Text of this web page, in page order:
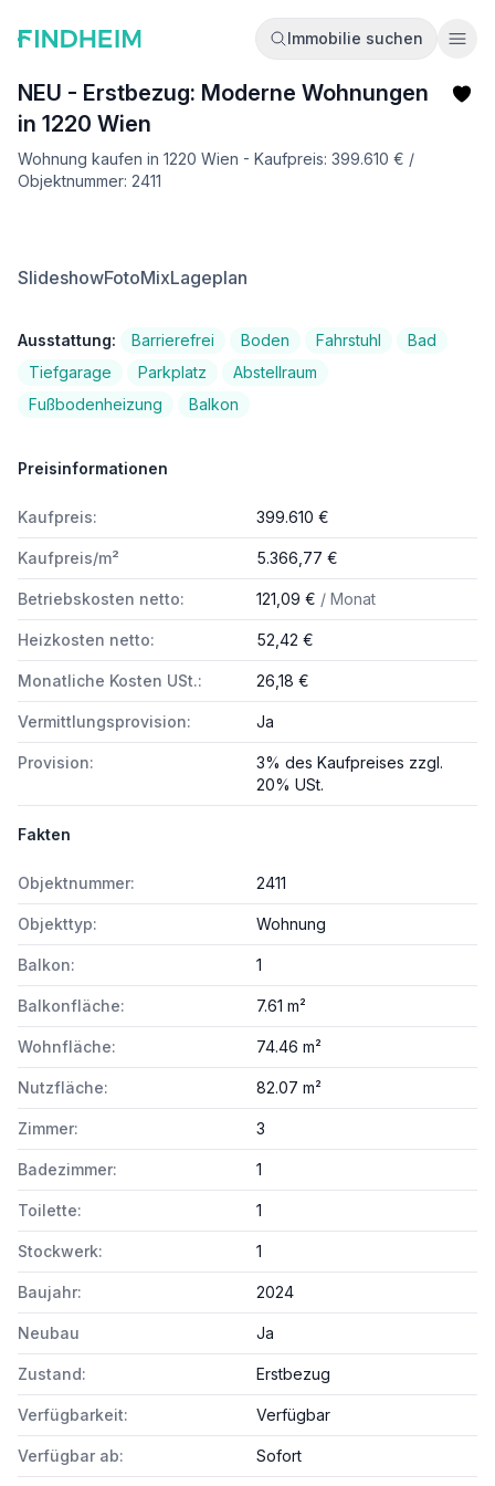
Immobilie suchen
NEU - Erstbezug: Moderne Wohnungen
in 1220 Wien
Wohnung kaufen in 1220 Wien - Kaufpreis: 399.610 € /
Objektnummer: 2411
SlideshowFotoMixLageplan
Ausstattung: Barrierefrei Boden Fahrstuhl
Bad
Tiefgarage
Parkplatz
Abstellraum
Fußbodenheizung
Balkon
Preisinformationen
Kaufpreis: 399.610 €
Kaufpreis/m² 5.366,77 €
Betriebskosten netto: 121,09 € / Monat
Heizkosten netto: 52,42 €
Monatliche Kosten USt.: 26,18 €
Vermittlungsprovision: Ja
Provision:
3% des Kaufpreises zzgl.
20% USt.
Fakten
Objektnummer: 2411
Objekttyp: Wohnung
Balkon: 1
Balkonfläche: 7.61 m²
Wohnfläche: 74.46 m²
Nutzfläche: 82.07 m²
Zimmer: 3
Badezimmer: 1
Toilette: 1
Stockwerk: 1
Baujahr: 2024
Neubau Ja
Zustand: Erstbezug
Verfügbarkeit: Verfügbar
Verfügbar ab: Sofort